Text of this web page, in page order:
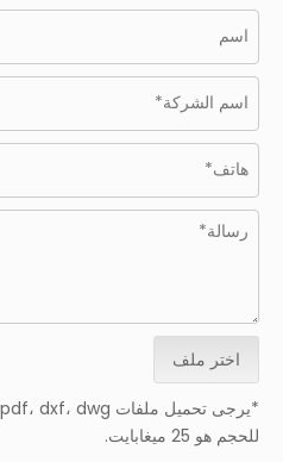
اختر ملف
للحجم هو 25 ميغابايت.